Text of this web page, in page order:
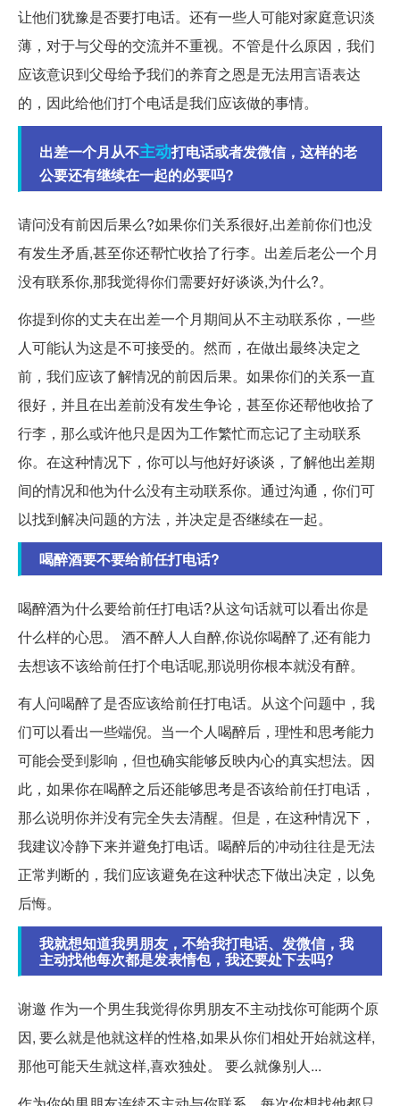
让他们犹豫是否要打电话。还有一些人可能对家庭意识淡
薄，对于与父母的交流并不重视。不管是什么原因，我们
应该意识到父母给予我们的养育之恩是无法用言语表达
的，因此给他们打个电话是我们应该做的事情。
出差一个月从不主动打电话或者发微信，这样的老
公要还有继续在一起的必要吗?
请问没有前因后果么?如果你们关系很好,出差前你们也没
有发生矛盾,甚至你还帮忙收拾了行李。出差后老公一个月
没有联系你,那我觉得你们需要好好谈谈,为什么?。
你提到你的丈夫在出差一个月期间从不主动联系你，一些
人可能认为这是不可接受的。然而，在做出最终决定之
前，我们应该了解情况的前因后果。如果你们的关系一直
很好，并且在出差前没有发生争论，甚至你还帮他收拾了
行李，那么或许他只是因为工作繁忙而忘记了主动联系
你。在这种情况下，你可以与他好好谈谈，了解他出差期
间的情况和他为什么没有主动联系你。通过沟通，你们可
以找到解决问题的方法，并决定是否继续在一起。
喝醉酒要不要给前任打电话?
喝醉酒为什么要给前任打电话?从这句话就可以看出你是
什么样的心思。 酒不醉人人自醉,你说你喝醉了,还有能力
去想该不该给前任打个电话呢,那说明你根本就没有醉。
有人问喝醉了是否应该给前任打电话。从这个问题中，我
们可以看出一些端倪。当一个人喝醉后，理性和思考能力
可能会受到影响，但也确实能够反映内心的真实想法。因
此，如果你在喝醉之后还能够思考是否该给前任打电话，
那么说明你并没有完全失去清醒。但是，在这种情况下，
我建议冷静下来并避免打电话。喝醉后的冲动往往是无法
正常判断的，我们应该避免在这种状态下做出决定，以免
后悔。
我就想知道我男朋友，不给我打电话、发微信，我
主动找他每次都是发表情包，我还要处下去吗?
谢邀 作为一个男生我觉得你男朋友不主动找你可能两个原
因, 要么就是他就这样的性格,如果从你们相处开始就这样,
那他可能天生就这样,喜欢独处。 要么就像别人...